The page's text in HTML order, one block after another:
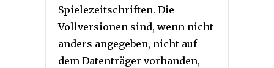
Spielezeitschriften. Die
Vollversionen sind, wenn nicht
anders angegeben, nicht auf
dem Datenträger vorhanden,